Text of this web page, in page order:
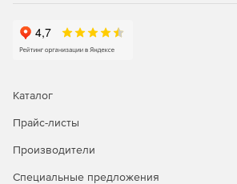
Каталог
Прайс-листы
Производители
Специальные предложения